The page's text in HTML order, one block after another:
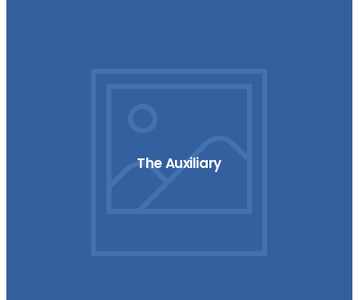
The Auxiliary